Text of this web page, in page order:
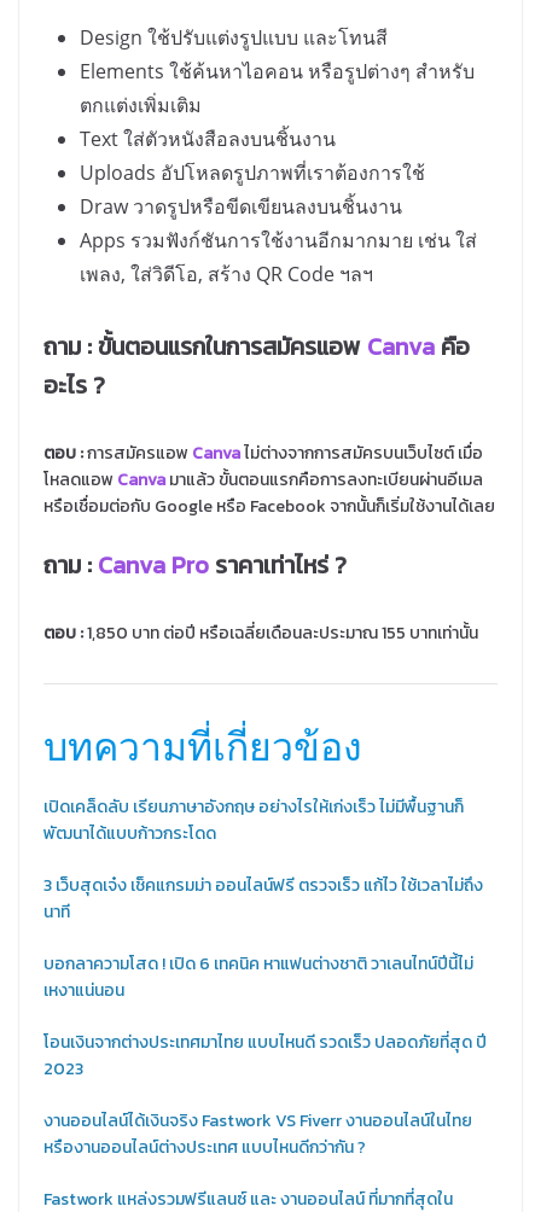
Design ใช้ปรับแต่งรูปแบบ และโทนสี
Elements ใช้ค้นหาไอคอน หรือรูปต่างๆ สำหรับ
ตกแต่งเพิ่มเติม
Text ใส่ตัวหนังสือลงบนชิ้นงาน
Uploads อัปโหลดรูปภาพที่เราต้องการใช้
Draw วาดรูปหรือขีดเขียนลงบนชิ้นงาน
Apps รวมฟังก์ชันการใช้งานอีกมากมาย เช่น ใส่
เพลง, ใส่วิดีโอ, สร้าง QR Code ฯลฯ
ถาม :ขั้นตอนแรกในการสมัครแอพ Canva คือ
อะไร ?
ตอบ :การสมัครแอพ Canvaไม่ต่างจากการสมัครบนเว็บไซต์ เมื่อ
โหลดแอพ Canvaมาแล้ว ขั้นตอนแรกคือการลงทะเบียนผ่านอีเมล
หรือเชื่อมต่อกับ Google หรือ Facebook จากนั้นก็เริ่มใช้งานได้เลย
ถาม : Canva Pro ราคาเท่าไหร่ ?
ตอบ :1,850 บาท ต่อปี หรือเฉลี่ยเดือนละประมาณ 155 บาทเท่านั้น
บทความที่เกี่ยวข้อง
เปิดเคล็ดลับ เรียนภาษาอังกฤษ อย่างไรให้เก่งเร็ว ไม่มีพื้นฐานก็
พัฒนาได้แบบก้าวกระโดด
3 เว็บสุดเจ๋ง เช็คแกรมม่า ออนไลน์ฟรี ตรวจเร็ว แก้ไว ใช้เวลาไม่ถึง
นาที
บอกลาความโสด ! เปิด 6 เทคนิค หาแฟนต่างชาติ วาเลนไทน์ปีนี้ไม่
เหงาแน่นอน
โอนเงินจากต่างประเทศมาไทย แบบไหนดี รวดเร็ว ปลอดภัยที่สุด ปี
2023
งานออนไลน์ได้เงินจริง Fastwork VS Fiverr งานออนไลน์ในไทย
หรืองานออนไลน์ต่างประเทศ แบบไหนดีกว่ากัน ?
Fastwork แหล่งรวมฟรีแลนซ์ และ งานออนไลน์ ที่มากที่สุดใน